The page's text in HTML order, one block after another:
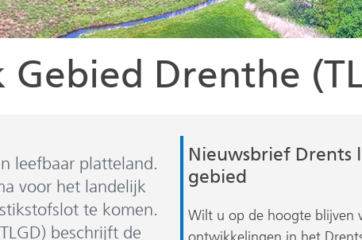
Drenthe
leefbaar platteland.
voor het landelijk
te komen.
beschrijft de
Nieuwsbrief Drents
gebied
Wilt u op de hoogte blijven